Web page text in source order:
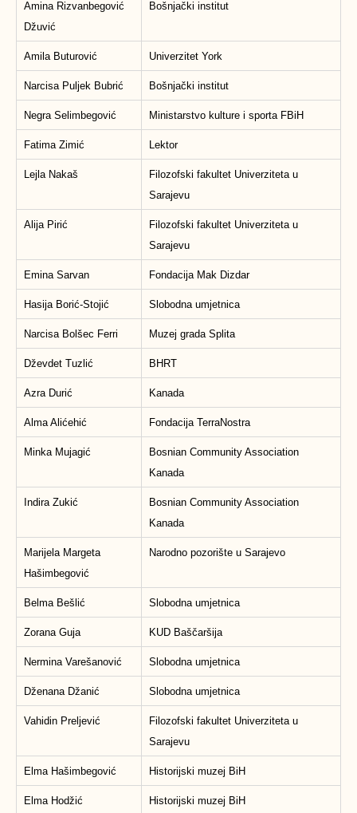
Amina Rizvanbegović
Džuvić
Bošnjački institut
Amila Buturović Univerzitet York
Narcisa Puljek Bubrić Bošnjački institut
Negra Selimbegović Ministarstvo kulture i sporta FBiH
Fatima Zimić Lektor
Lejla Nakaš
Filozofski fakultet Univerziteta u
Sarajevu
Alija Pirić
Filozofski fakultet Univerziteta u
Sarajevu
Emina Sarvan Fondacija Mak Dizdar
Hasija Borić-Stojić Slobodna umjetnica
Narcisa Bolšec Ferri Muzej grada Splita
Dževdet Tuzlić BHRT
Azra Durić Kanada
Alma Alićehić Fondacija TerraNostra
Minka Mujagić
Bosnian Community Association
Kanada
Indira Zukić
Bosnian Community Association
Kanada
Marijela Margeta
Hašimbegović
Narodno pozorište u Sarajevo
Belma Bešlić Slobodna umjetnica
Zorana Guja KUD Baščaršija
Nermina Varešanović Slobodna umjetnica
Dženana Džanić Slobodna umjetnica
Vahidin Preljević
Filozofski fakultet Univerziteta u
Sarajevu
Elma Hašimbegović Historijski muzej BiH
Elma Hodžić Historijski muzej BiH